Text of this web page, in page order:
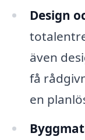
Design
även
få
en